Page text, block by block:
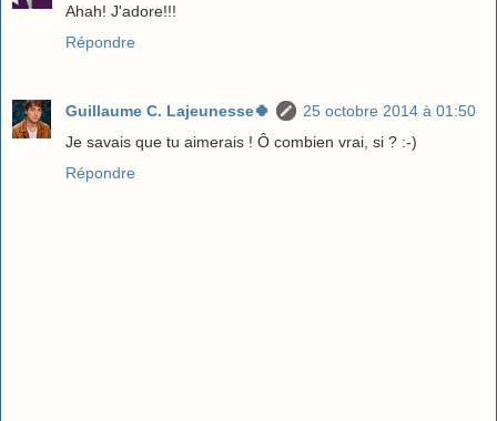
Ahah! J'adore!!!
Répondre
Guillaume C. Lajeunesse🍀
25 octobre 2014 à 01:50
Je savais que tu aimerais ! Ô combien vrai, si ? :-)
Répondre